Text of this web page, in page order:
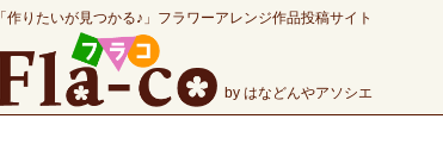
「作りたいが見つかる♪」フラワーアレンジ作品投稿サイト
by はなどんやアソシエ